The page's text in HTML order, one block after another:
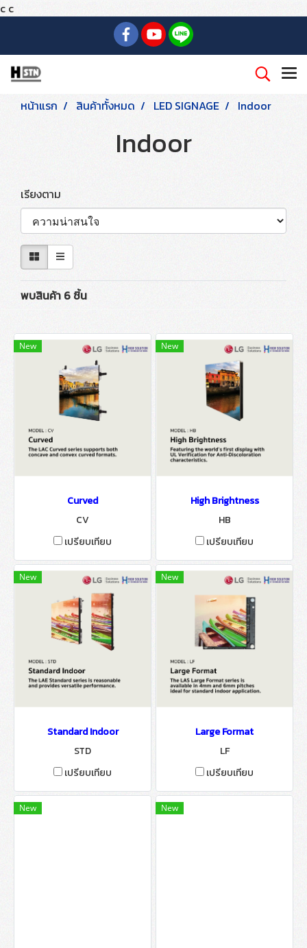
c c
หน้าแรก สินค้าทั้งหมด LED SIGNAGE Indoor
Indoor
เรียงตาม
พบสินค้า 6 ชิ้น
New
Curved
CV
เปรียบเทียบ
New
High Brightness
HB
เปรียบเทียบ
New
Standard Indoor
STD
เปรียบเทียบ
New
Large Format
LF
เปรียบเทียบ
New New